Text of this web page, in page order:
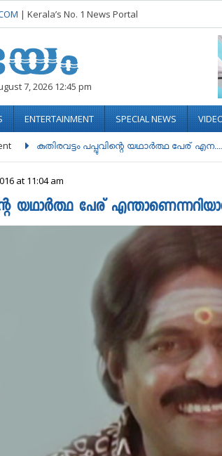
| Kerala’s No. 1 News Portal
7, 2026 12:45 pm
ENTERTAINMENT SPECIAL NEWS
കുതിരവട്ടം പപ്പുവിന്റെ യഥാര്‍ത്ഥ പേര് എന....
at 11:04 am
യഥാര്‍ത്ഥ പേര്